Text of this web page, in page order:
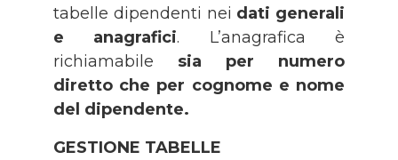
tabelle dipendenti nei dati generali
e anagrafici. L’anagrafica è
richiamabile sia per numero
diretto che per cognome e nome
del dipendente.
GESTIONE TABELLE